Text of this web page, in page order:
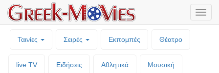
Ταινίες Σειρές Εκπομπές Θέατρο
live TV Ειδήσεις Αθλητικά Μουσική